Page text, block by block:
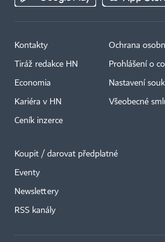
Kontakty
Tiráž redakce HN
Economia
Kariéra v HN
Ceník inzerce
Ochrana
Prohlášení o
Nastavení
Všeobecné
Koupit / darovat předplatné
Eventy
Newslettery
RSS kanály